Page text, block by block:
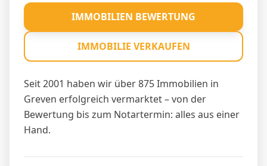
Seit 2001 haben wir über 875 Immobilien in
Greven erfolgreich vermarktet – von der
Bewertung bis zum Notartermin: alles aus einer
Hand.
IMMOBILIEN BEWERTUNG
IMMOBILIE VERKAUFEN